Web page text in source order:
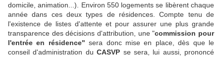
domicile, animation...). Environ 550 logements se libèrent chaque
année dans ces deux types de résidences. Compte tenu de
l'existence de listes d'attente et pour assurer une plus grande
transparence des décisions d'attribution, une "commission pour
l'entrée en résidence" sera donc mise en place, dès que le
conseil d'administration duCASVP se sera, lui aussi, prononcé